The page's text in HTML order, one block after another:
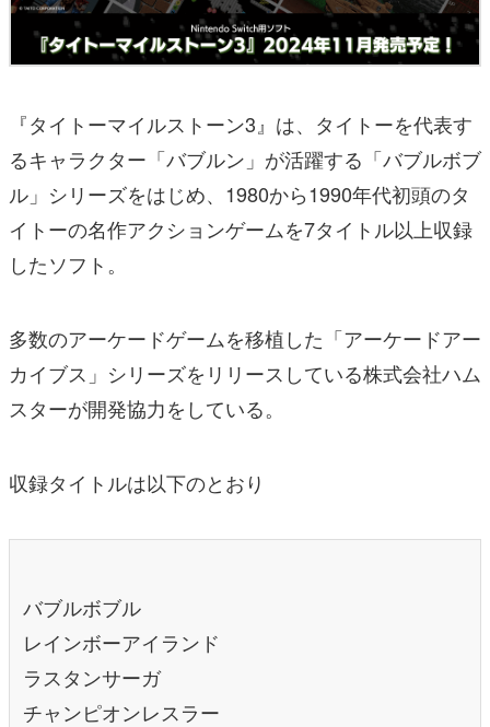
『タイトーマイルストーン3』は、タイトーを代表す
るキャラクター「バブルン」が活躍する「バブルボブ
ル」シリーズをはじめ、1980から1990年代初頭のタ
イトーの名作アクションゲームを7タイトル以上収録
したソフト。
多数のアーケードゲームを移植した「アーケードアー
カイブス」シリーズをリリースしている株式会社ハム
スターが開発協力をしている。
収録タイトルは以下のとおり
バブルボブル
レインボーアイランド
ラスタンサーガ
チャンピオンレスラー